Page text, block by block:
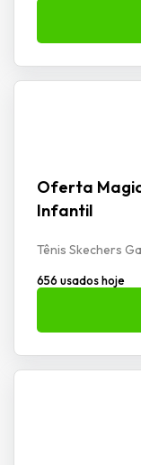
Oferta
Infantil
Tênis Skechers
656 usados hoje